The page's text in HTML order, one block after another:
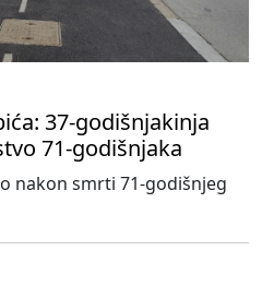
37-godišnjakinja
71-godišnjaka
nakon smrti 71-godišnjeg